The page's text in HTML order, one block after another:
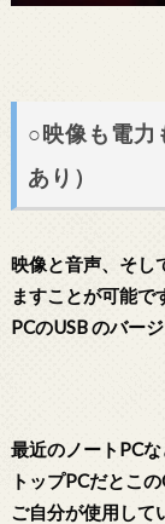
○映像も電力
あり）
映像と音声、そし
ますことが可能で
PCのUSB のバー
最近のノートPC
トップPCだとこ
ご自分が使用して